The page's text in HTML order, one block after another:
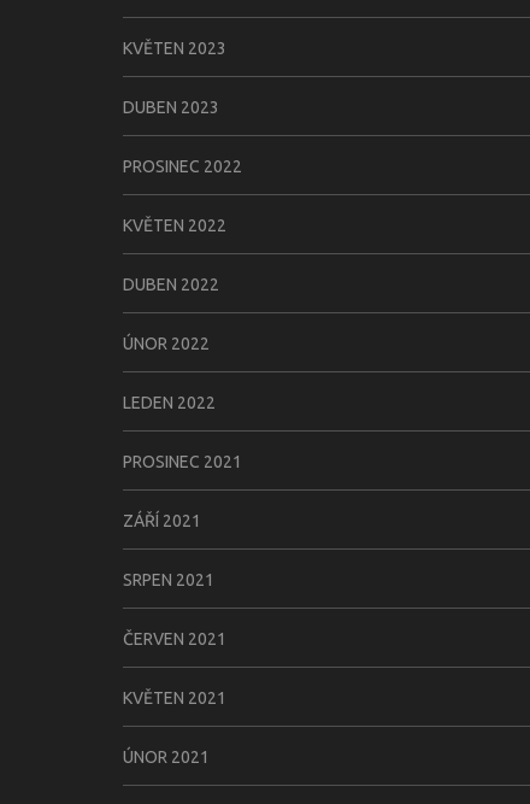
KVĚTEN 2023
DUBEN 2023
PROSINEC 2022
KVĚTEN 2022
DUBEN 2022
ÚNOR 2022
LEDEN 2022
PROSINEC 2021
ZÁŘÍ 2021
SRPEN 2021
ČERVEN 2021
KVĚTEN 2021
ÚNOR 2021